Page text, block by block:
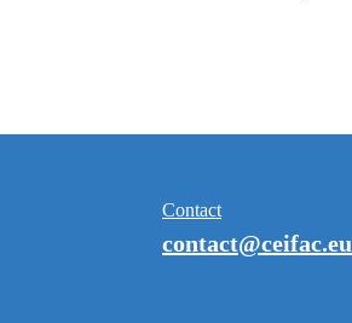
Contact
contact@ceifac.eu